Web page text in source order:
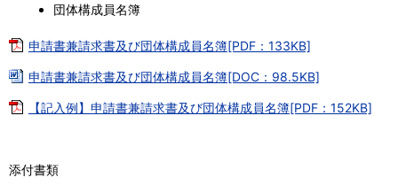
団体構成員名簿
申請書兼請求書及び団体構成員名簿[PDF：133KB]
申請書兼請求書及び団体構成員名簿[DOC：98.5KB]
【記入例】申請書兼請求書及び団体構成員名簿[PDF：152KB]
添付書類